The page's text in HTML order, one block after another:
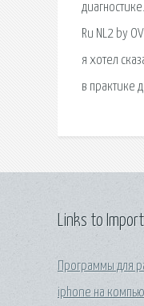
Ru NL2 by
я хотел
в практике
Links to
Программы для
iphone на